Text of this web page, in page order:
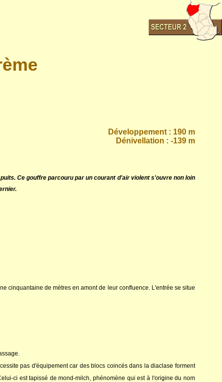
Développement : 190 m
Dénivellation : -139 m
Ce gouffre parcouru par un courant d'air violent s'ouvre non loin
cinquantaine de mètres en amont de leur confluence. L'entrée se situe
pas d'équipement car des blocs coincés dans la diaclase forment
ci est tapissé de mond-milch, phénomène qui est à l'origine du nom